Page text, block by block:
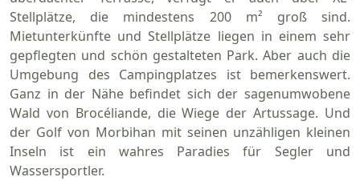
Stellplätze, die mindestens 200 m² groß sind.
Mietunterkünfte und Stellplätze liegen in einem sehr
gepflegten und schön gestalteten Park. Aber auch die
Umgebung des Campingplatzes ist bemerkenswert.
Ganz in der Nähe befindet sich der sagenumwobene
Wald von Brocéliande, die Wiege der Artussage. Und
der Golf von Morbihan mit seinen unzähligen kleinen
Inseln ist ein wahres Paradies für Segler und
Wassersportler.